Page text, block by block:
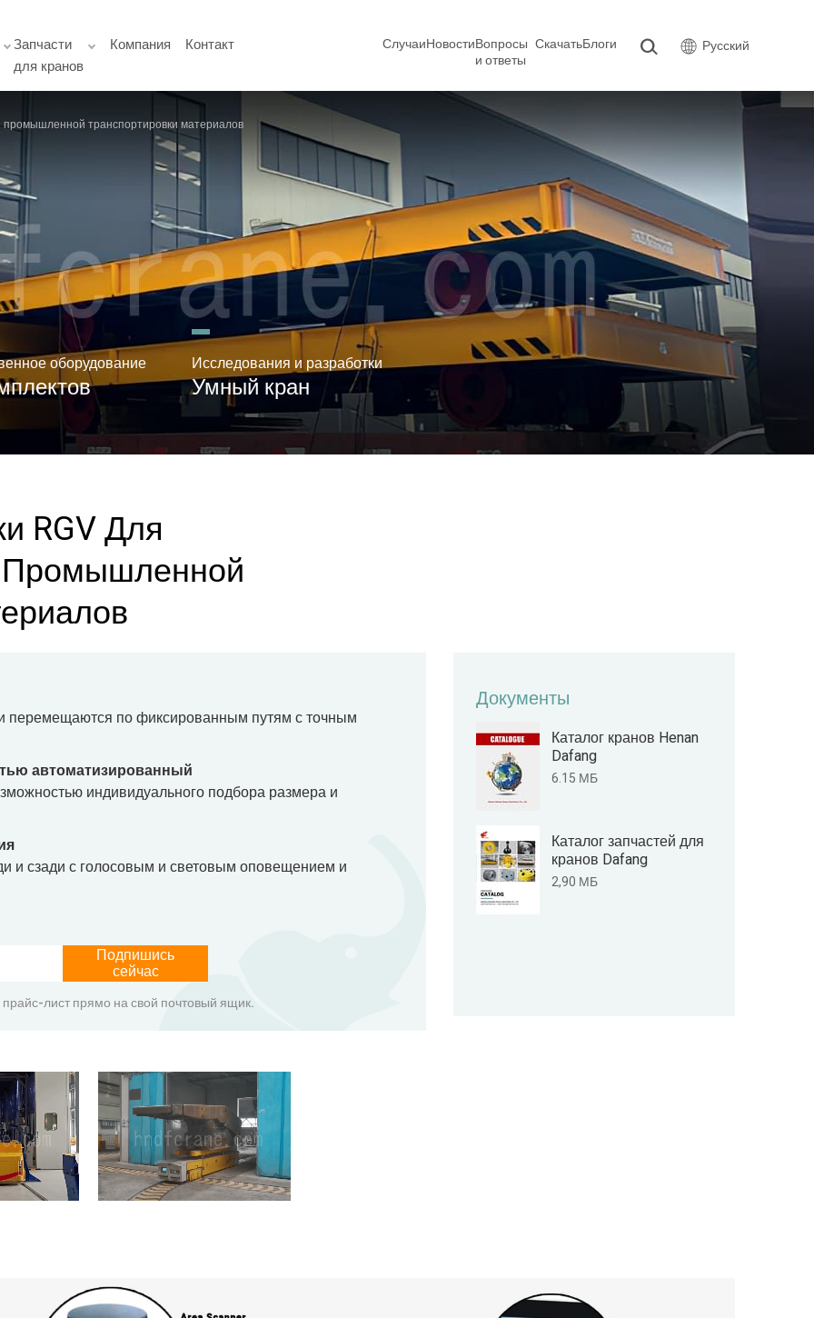
Запчасти
для кранов
Компания Контакт СлучаиНовостиВопросы
и ответы
СкачатьБлоги Русский
транспортировки материалов
оборудование Исследования и разработки
Умный кран
RGV Для
Промышленной
перемещаются по фиксированным путям с точным
автоматизированный
индивидуального подбора размера и
и сзади с голосовым и световым оповещением и
Подпишись
сейчас
лист прямо на свой почтовый ящик.
Документы
Каталог кранов Henan
Dafang
6.15 МБ
Каталог запчастей для
кранов Dafang
2,90 МБ